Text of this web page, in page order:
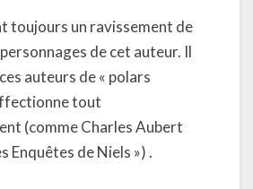
toujours un ravissement de
de cet auteur. Il
auteurs de « polars
tout
(comme Charles Aubert
Enquêtes de Niels ») .